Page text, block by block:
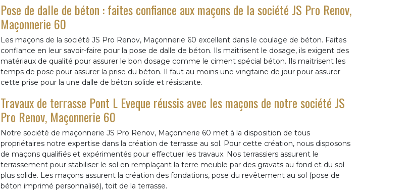
Pose de dalle de béton : faites confiance aux maçons de la société JS Pro Renov,
Maçonnerie 60
Les maçons de la société JS Pro Renov, Maçonnerie 60 excellent dans le coulage de béton. Faites
confiance en leur savoir-faire pour la pose de dalle de béton. Ils maitrisent le dosage, ils exigent des
matériaux de qualité pour assurer le bon dosage comme le ciment spécial béton. Ils maitrisent les
temps de pose pour assurer la prise du béton. Il faut au moins une vingtaine de jour pour assurer
cette prise pour la une dalle de béton solide et résistante.
Travaux de terrasse Pont L Eveque réussis avec les maçons de notre société JS
Pro Renov, Maçonnerie 60
Notre société de maçonnerie JS Pro Renov, Maçonnerie 60 met à la disposition de tous
propriétaires notre expertise dans la création de terrasse au sol. Pour cette création, nous disposons
de maçons qualifiés et expérimentés pour effectuer les travaux. Nos terrassiers assurent le
terrassement pour stabiliser le sol en remplaçant la terre meuble par des gravats au fond et du sol
plus solide. Les maçons assurent la création des fondations, pose du revêtement au sol (pose de
béton imprimé personnalisé), toit de la terrasse.